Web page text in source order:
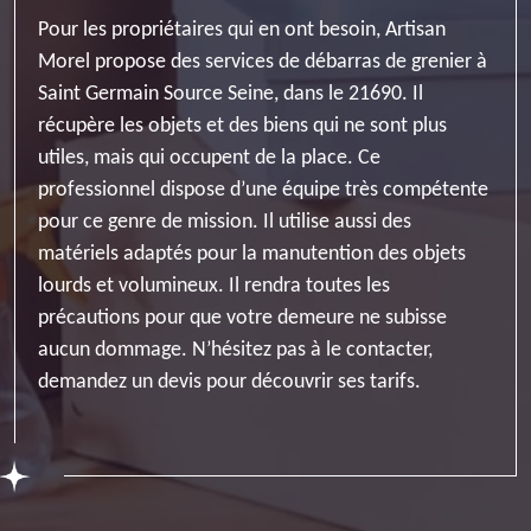
Pour les propriétaires qui en ont besoin, Artisan
Morel propose des services de débarras de grenier à
Saint Germain Source Seine, dans le 21690. Il
récupère les objets et des biens qui ne sont plus
utiles, mais qui occupent de la place. Ce
professionnel dispose d’une équipe très compétente
pour ce genre de mission. Il utilise aussi des
matériels adaptés pour la manutention des objets
lourds et volumineux. Il rendra toutes les
précautions pour que votre demeure ne subisse
aucun dommage. N’hésitez pas à le contacter,
demandez un devis pour découvrir ses tarifs.